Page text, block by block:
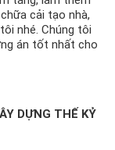
cải tạo nhà,
nhé. Chúng tôi
án tốt nhất cho
DỰNG THẾ KỶ